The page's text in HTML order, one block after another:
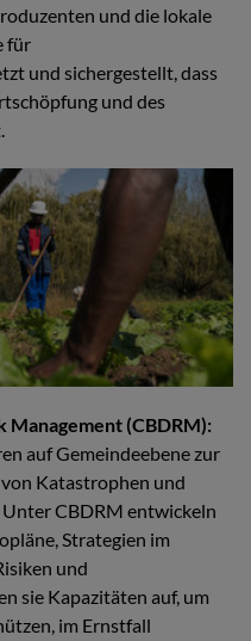
und die lokale
für
und sichergestellt, dass
und des
Management (CBDRM):
auf Gemeindeebene zur
Katastrophen und
CBDRM entwickeln
Strategien im
und
sie Kapazitäten auf, um
im Ernstfall